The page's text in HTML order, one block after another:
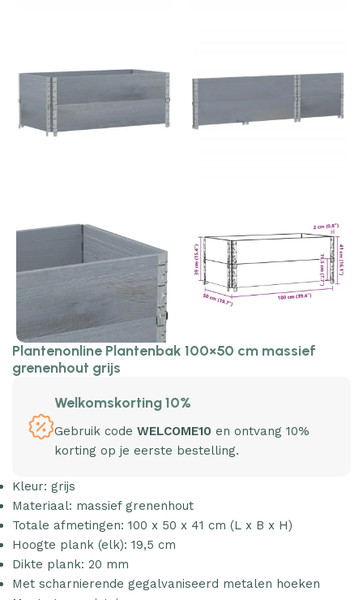
Plantenonline Plantenbak 100×50 cm massief
grenenhout grijs
Welkomskorting 10%
Gebruik code WELCOME10 en ontvang 10%
korting op je eerste bestelling.
Kleur: grijs
Materiaal: massief grenenhout
Totale afmetingen: 100 x 50 x 41 cm (L x B x H)
Hoogte plank (elk): 19,5 cm
Dikte plank: 20 mm
Met scharnierende gegalvaniseerd metalen hoeken